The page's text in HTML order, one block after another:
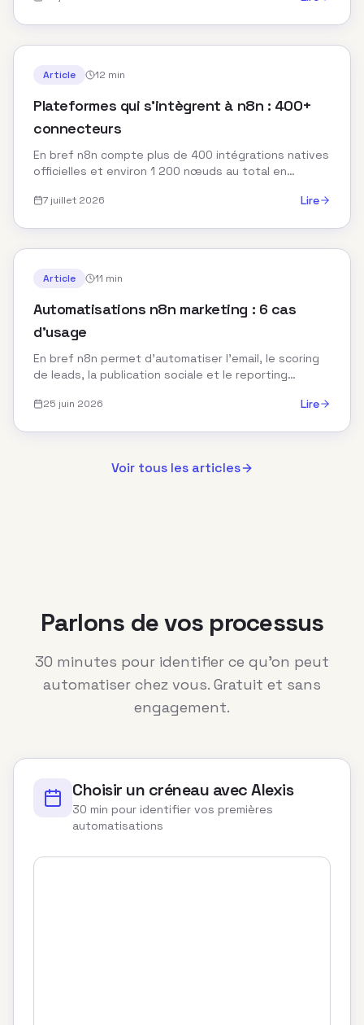
Article 12 min
Plateformes qui s’intègrent à n8n : 400+
connecteurs
En bref n8n compte plus de 400 intégrations natives
officielles et environ 1 200 nœuds au total en
permet...
7 juillet 2026 Lire
Article 11 min
Automatisations n8n marketing : 6 cas
d’usage
En bref n8n permet d’automatiser l’email, le scoring
de leads, la publication sociale et le reporting
25 juin 2026 Lire
Voir tous les articles
Parlons de vos processus
30 minutes pour identifier ce qu'on peut
automatiser chez vous. Gratuit et sans
engagement.
Choisir un créneau avec Alexis
30 min pour identifier vos premières
automatisations